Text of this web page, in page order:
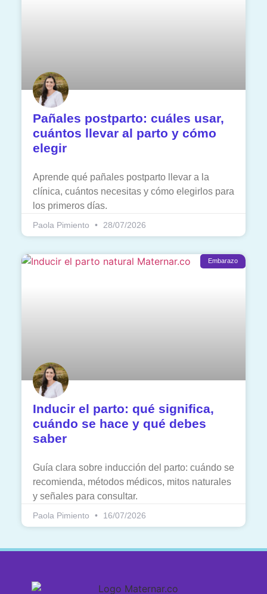
Pañales postparto: cuáles usar,
cuántos llevar al parto y cómo
elegir
Aprende qué pañales postparto llevar a la
clínica, cuántos necesitas y cómo elegirlos para
los primeros días.
Paola Pimiento 28/07/2026
Embarazo
Inducir el parto: qué significa,
cuándo se hace y qué debes
saber
Guía clara sobre inducción del parto: cuándo se
recomienda, métodos médicos, mitos naturales
y señales para consultar.
Paola Pimiento 16/07/2026